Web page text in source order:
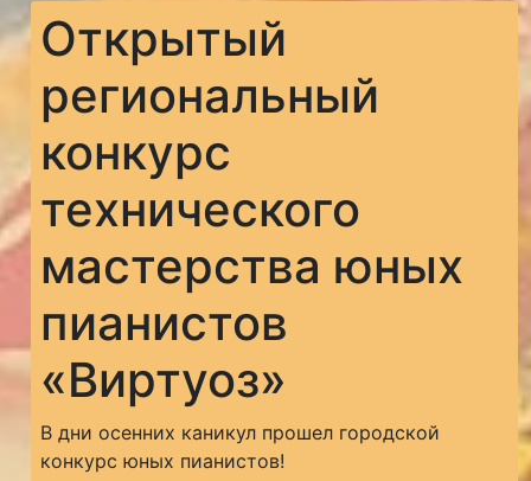
Открытый
региональный
конкурс
технического
мастерства юных
пианистов
«Виртуоз»
В дни осенних каникул прошел городской
конкурс юных пианистов!